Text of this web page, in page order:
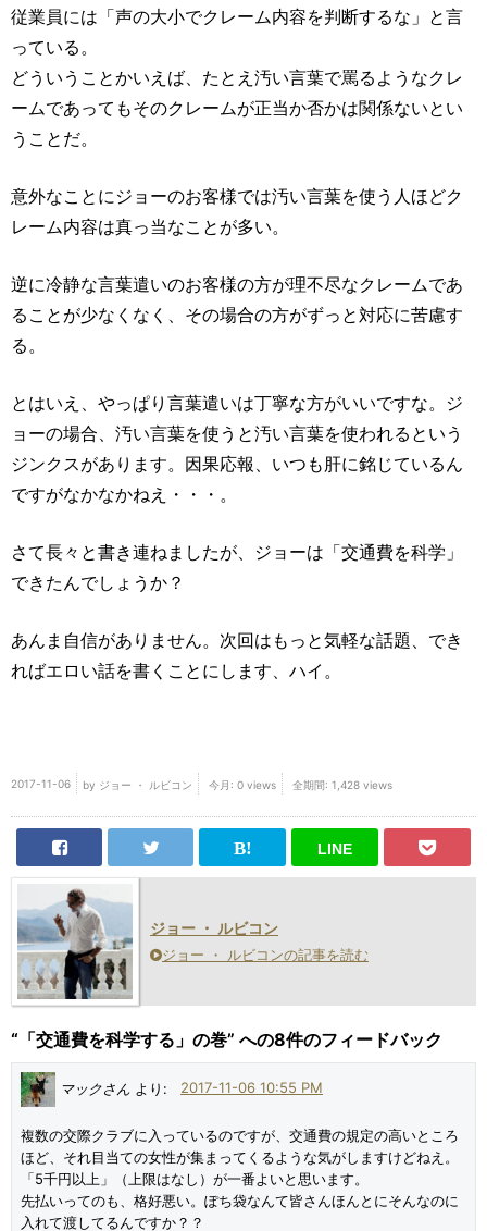
従業員には「声の大小でクレーム内容を判断するな」と言
っている。
どういうことかいえば、たとえ汚い言葉で罵るようなクレ
ームであってもそのクレームが正当か否かは関係ないとい
うことだ。
意外なことにジョーのお客様では汚い言葉を使う人ほどク
レーム内容は真っ当なことが多い。
逆に冷静な言葉遣いのお客様の方が理不尽なクレームであ
ることが少なくなく、その場合の方がずっと対応に苦慮す
る。
とはいえ、やっぱり言葉遣いは丁寧な方がいいですな。ジ
ョーの場合、汚い言葉を使うと汚い言葉を使われるという
ジンクスがあります。因果応報、いつも肝に銘じているん
ですがなかなかねえ・・・。
さて長々と書き連ねましたが、ジョーは「交通費を科学」
できたんでしょうか？
あんま自信がありません。次回はもっと気軽な話題、でき
ればエロい話を書くことにします、ハイ。
2017-11-06 by ジョー ・ ルビコン 今月: 0 views 全期間: 1,428 views
ジョー ・ ルビコン
ジョー ・ ルビコンの記事を読む
“「交通費を科学する」の巻” への8件のフィードバック
マックさん より: 2017-11-06 10:55 PM
複数の交際クラブに入っているのですが、交通費の規定の高いところ
ほど、それ目当ての女性が集まってくるような気がしますけどねえ。
「5千円以上」（上限はなし）が一番よいと思います。
先払いってのも、格好悪い。ぽち袋なんて皆さんほんとにそんなのに
入れて渡してるんですか？？